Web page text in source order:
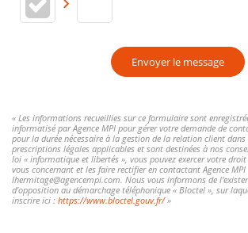
Envoyer le message
« Les informations recueillies sur ce formulaire sont
informatisé par Agence MPI pour gérer votre demande de
pour la durée nécessaire à la gestion de la relation client dans
prescriptions légales applicables et sont destinées à nos
loi « informatique et libertés », vous pouvez exercer votre droit
vous concernant et les faire rectifier en contactant Agence MPI
lhermitage@agencempi.com. Nous vous informons de
d'opposition au démarchage téléphonique « Bloctel », sur
inscrire ici : https://www.bloctel.gouv.fr/»